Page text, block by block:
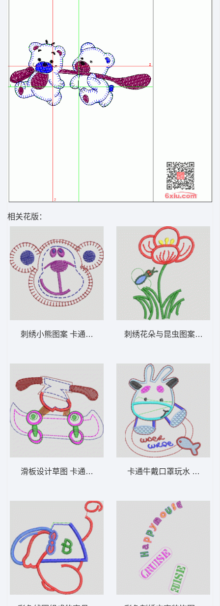
相关花版：
刺绣小熊图案 卡通童装章标贴布
滑板设计草图 卡通童装章标贴布
刺绣花朵与
卡通牛戴口罩